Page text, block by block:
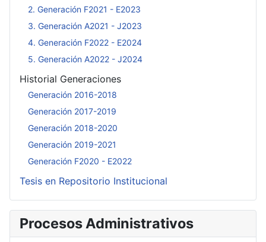
2. Generación F2021 - E2023
3. Generación A2021 - J2023
4. Generación F2022 - E2024
5. Generación A2022 - J2024
Historial Generaciones
Generación 2016-2018
Generación 2017-2019
Generación 2018-2020
Generación 2019-2021
Generación F2020 - E2022
Tesis en Repositorio Institucional
Procesos Administrativos